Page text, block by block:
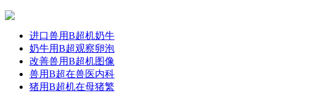
进口兽用B超机奶牛
奶牛用B超观察卵泡
改善兽用B超机图像
兽用B超在兽医内科
猪用B超机在母猪繁